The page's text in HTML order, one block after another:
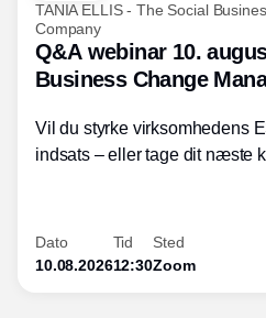
TANIA ELLIS - The Social
Company
Q&A webinar 10.
Business Change
Vil du styrke virksomhedens
indsats – eller tage dit næste
inden for bæredygtig
skaber værdi for både
Dato
10.08.2026
Tid
12:30
Sted
Zoom